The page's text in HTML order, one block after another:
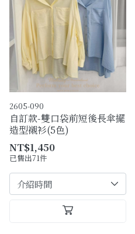
2605-090
自訂款-雙口袋前短後長傘擺
造型襯衫(5色)
NT$1,450
已售出71件